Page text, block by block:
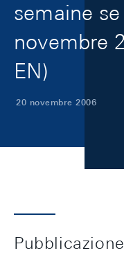
semaine
novembre
EN)
20 novembre 2006